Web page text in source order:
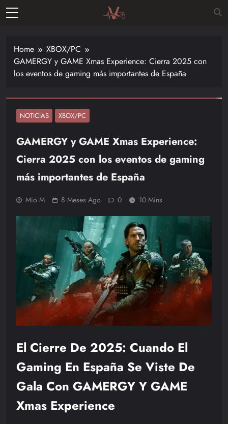
Skip
de las
últimas
novedades
–
Playstac
Home
XBOX/PC
GAMERGY y GAME Xmas Experience: Cierra 2025 con
los eventos de gaming más importantes de España
NOTICIAS XBOX/PC
GAMERGY y GAME Xmas Experience:
Cierra 2025 con los eventos de gaming
más importantes de España
Mio M 8 Meses Ago 0 10 Mins
El Cierre De 2025: Cuando El
Gaming En España Se Viste De
Gala Con GAMERGY Y GAME
Xmas Experience